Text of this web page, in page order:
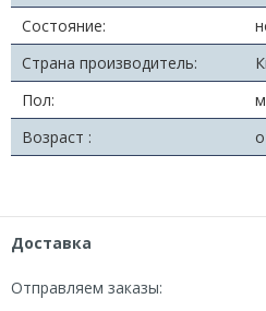
Состояние:
Страна производитель:
Пол:
Возраст :
Доставка
Отправляем заказы: